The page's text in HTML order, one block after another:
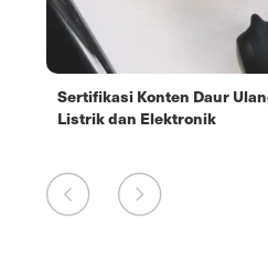
Sertifikasi Konten Daur
Listrik dan Elektronik